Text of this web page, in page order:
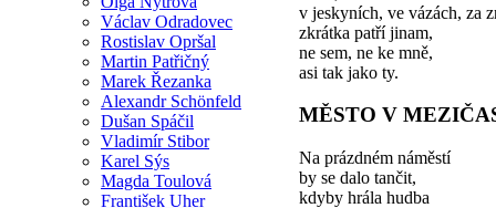
Václav Odradovec
Rostislav Opršal
Martin Patřičný
Marek Řezanka
Alexandr Schönfeld
Dušan Spáčil
Vladimír Stibor
Karel Sýs
Magda Toulová
František Uher
v jeskyních, ve vázách, za
zkrátka patří jinam,
ne sem, ne ke mně,
asi tak jako ty.
MĚSTO V
Na prázdném náměstí
by se dalo tančit,
kdyby hrála hudba